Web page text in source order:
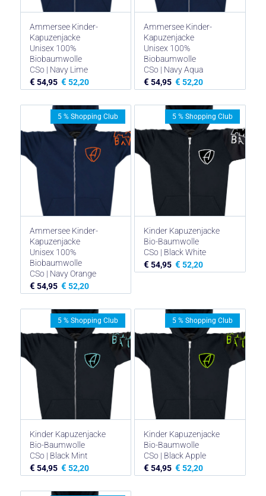
Ammersee Kinder-
Kapuzenjacke
Unisex 100%
Biobaumwolle
CSo | Navy Lime
€ 54,95 € 52,20
Ammersee Kinder-
Kapuzenjacke
Unisex 100%
Biobaumwolle
CSo | Navy Aqua
€ 54,95 € 52,20
Ammersee Kinder-
Kapuzenjacke
Unisex 100%
Biobaumwolle
CSo | Navy Orange
€ 54,95 € 52,20
5 % Shopping Club
Kinder Kapuzenjacke
Bio-Baumwolle
CSo | Black White
€ 54,95 € 52,20
5 % Shopping Club
Kinder Kapuzenjacke
Bio-Baumwolle
CSo | Black Mint
€ 54,95 € 52,20
5 % Shopping Club
Kinder Kapuzenjacke
Bio-Baumwolle
CSo | Black Apple
€ 54,95 € 52,20
5 % Shopping Club